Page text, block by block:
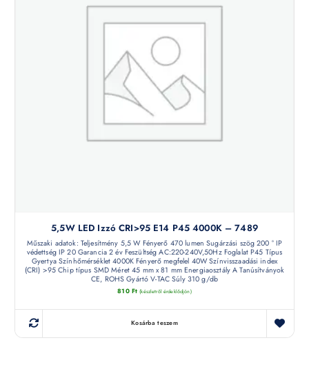
5,5W LED Izzó CRI>95 E14 P45 4000K – 7489
Műszaki adatok: Teljesítmény 5,5 W Fényerő 470 lumen Sugárzási szög 200 ° IP
védettség IP 20 Garancia 2 év Feszültség AC:220-240V,50Hz Foglalat P45 Típus
Gyertya Színhőmérséklet 4000K Fényerő megfelel 40W Színvisszaadási index
(CRI) >95 Chip típus SMD Méret 45 mm x 81 mm Energiaosztály A Tanúsítványok
CE, ROHS Gyártó V-TAC Súly 310 g/db
810 Ft (készletről érdeklődjön)
Kosárba teszem